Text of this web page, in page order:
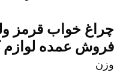
چراغ خواب قرمز
فروش عمده لوازم
وزن